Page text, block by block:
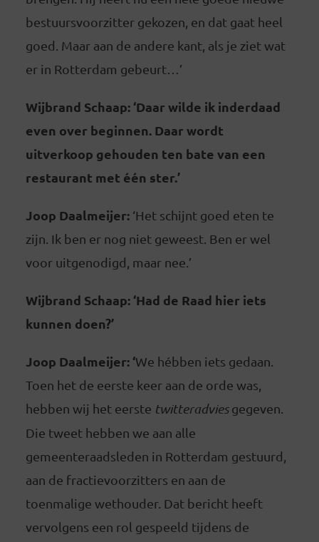
bestuursvoorzitter gekozen, en dat gaat heel
goed. Maar aan de andere kant, als je ziet wat
er in Rotterdam gebeurt…’
Wijbrand Schaap: ‘Daar wilde ik inderdaad
even over beginnen. Daar wordt
uitverkoop gehouden ten bate van een
restaurant met één ster.’
Joop Daalmeijer:‘Het schijnt goed eten te
zijn. Ik ben er nog niet geweest. Ben er wel
voor uitgenodigd, maar nee.’
Wijbrand Schaap: ‘Had de Raad hier iets
kunnen doen?’
Joop Daalmeijer: ‘We hébben iets gedaan.
Toen het de eerste keer aan de orde was,
hebben wij het eerste twitteradviesgegeven.
Die tweet hebben we aan alle
gemeenteraadsleden in Rotterdam gestuurd,
aan de fractievoorzitters en aan de
toenmalige wethouder. Dat bericht heeft
vervolgens een rol gespeeld tijdens de